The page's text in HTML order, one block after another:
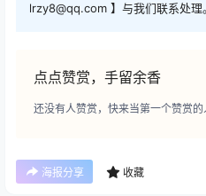
lrzy8@qq.com 】与我们联系处理
点点赞赏，手留余香
还没有人赞赏，快来当第一个赞赏的
海报分享 收藏